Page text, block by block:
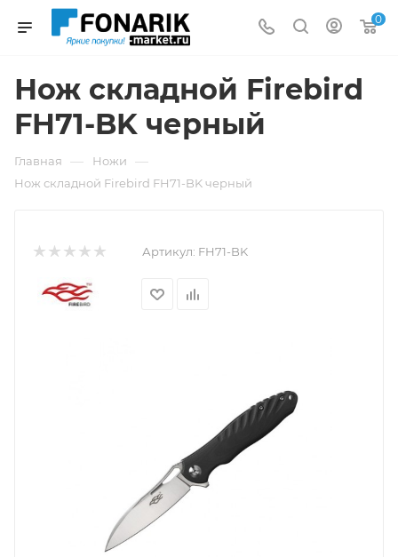
0
Нож складной Firebird
FH71-BK черный
Главная — Ножи —
Нож складной Firebird FH71-BK черный
Артикул: FH71-BK